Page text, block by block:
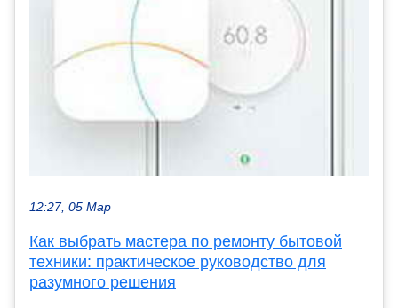
12:27, 05 Мар
Как выбрать мастера по ремонту бытовой
техники: практическое руководство для
разумного решения